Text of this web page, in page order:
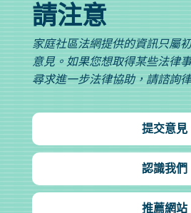
請注意
家庭社區法網提供的資訊只屬
意見。如果您想取得某些法律
尋求進一步法律協助，請諮詢
提交意見
認識我們
推薦網站